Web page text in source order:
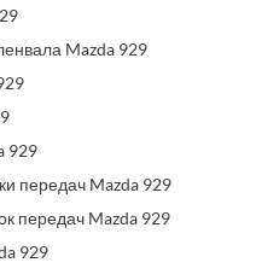
Mazda 929
929
передач Mazda 929
передач Mazda 929
929